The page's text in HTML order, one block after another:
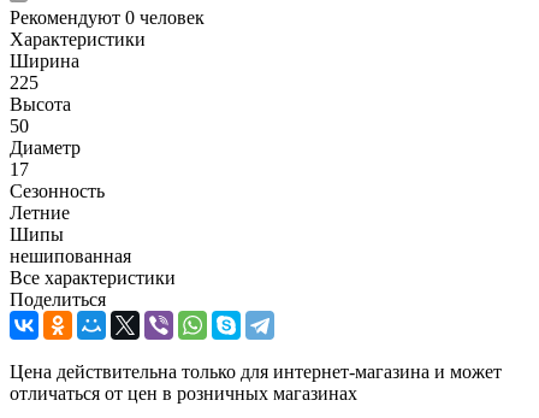
Рекомендуют 0 человек
Характеристики
Ширина
225
Высота
50
Диаметр
17
Сезонность
Летние
Шипы
нешипованная
Все характеристики
Поделиться
Цена действительна только для интернет-магазина и может
отличаться от цен в розничных магазинах